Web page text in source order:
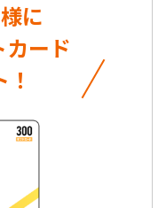
に
ード